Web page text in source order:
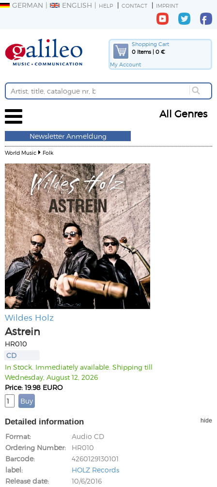
GERMAN ENGLISH HELP CONTACT IMPRINT
Shopping Cart
0 Items | 0 €
My Account
All Genres
Newsletter Anmeldung
World Music Folk
Wildes Holz
Astrein
HR010
CD
In Stock. Immediately available. Shipping till
Wednesday, August 12, 2026
Price: 19.98 EURO
Detailed information hide
Format
Audio CD
Ordering Number
HR010
Barcode
4260129130101
label
HOLZ Records
Release date
10/6/2016